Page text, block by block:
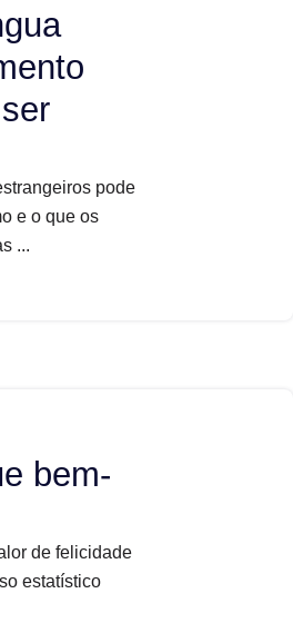
pode
e o que os
...
bem-
de felicidade
estatístico